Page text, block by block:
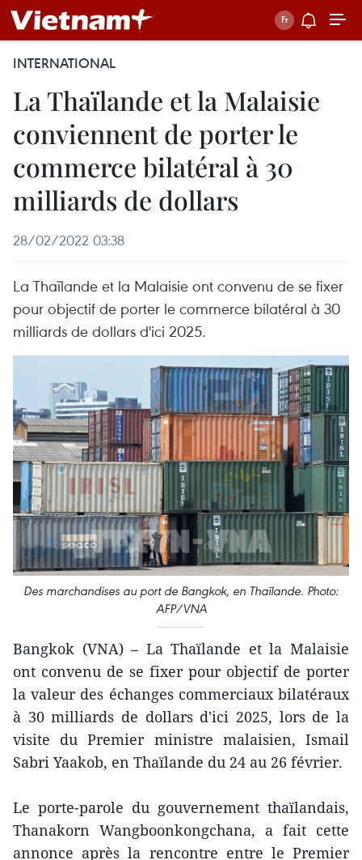
INTERNATIONAL
La Thaïlande et la Malaisie
conviennent de porter le
commerce bilatéral à 30
milliards de dollars
28/02/2022 03:38
La Thaïlande et la Malaisie ont convenu de se fixer
pour objectif de porter le commerce bilatéral à 30
milliards de dollars d'ici 2025.
Des marchandises au port de Bangkok, en Thaïlande. Photo:
AFP/VNA
Bangkok (VNA) – La Thaïlande et la Malaisie
ont convenu de se fixer pour objectif de porter
la valeur des échanges commerciaux bilatéraux
à 30 milliards de dollars d'ici 2025, lors de la
visite du Premier ministre malaisien, Ismail
Sabri Yaakob, en Thaïlande du 24 au 26 février.
Le porte-parole du gouvernement thaïlandais,
Thanakorn Wangboonkongchana, a fait cette
annonce après la rencontre entre le Premier